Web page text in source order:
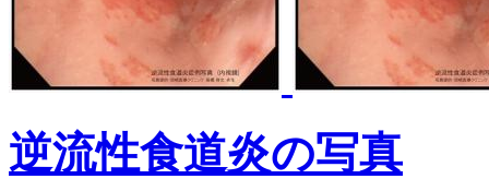
逆流性食道炎の写真